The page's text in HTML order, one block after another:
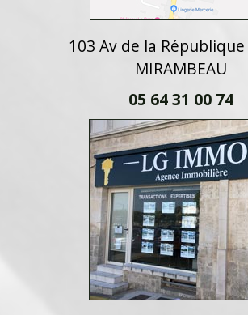
103 Av de la
MIRAMBEAU
05 64 31 00 74